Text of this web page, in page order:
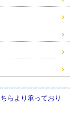
らより承っており